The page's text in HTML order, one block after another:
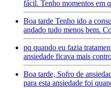
fácil. Tenho momentos em
Boa tarde Tenho ido a
andado tudo menos bem.
pq quando eu fazia
ansiedade ficava mais
Boa tarde, Sofro de
para esta ansiedade foi